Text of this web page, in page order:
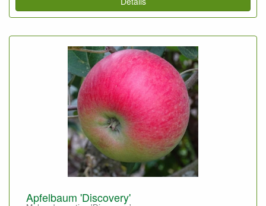
Apfelbaum 'Discovery'